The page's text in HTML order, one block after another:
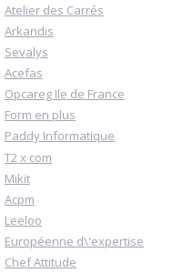
Atelier des Carrés
Arkandis
Sevalys
Acefas
Opcareg Ile de France
Form en plus
Paddy Informatique
T2 x com
Mikit
Acpm
Leeloo
Européenne d\'expertise
Chef Attitude